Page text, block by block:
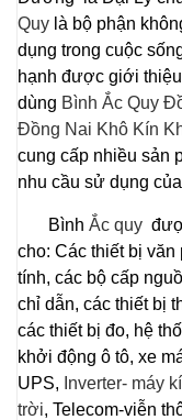
Quy là bộ phận
dụng trong cuộc
hạnh được giới
dùng Bình Ắc Quy
Đồng Nai Khô Kín
cung cấp nhiều sản
nhu cầu sử dụng
Bình Ắc quy
cho: Các thiết bị văn
tính, các bộ cấp
chỉ dẫn, các thiết bị
các thiết bị đo, hệ
khởi động ô tô, xe
UPS, Inverter- máy
trời, Telecom-viễn